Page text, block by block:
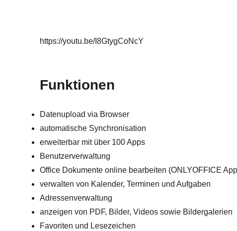
https://youtu.be/I8GtygCoNcY
Funktionen
Datenupload via Browser
automatische Synchronisation
erweiterbar mit über 100 Apps
Benutzerverwaltung
Office Dokumente online bearbeiten (ONLYOFFICE
verwalten von Kalender, Terminen und Aufgaben
Adressenverwaltung
anzeigen von PDF, Bilder, Videos sowie Bildergalerien
Favoriten und Lesezeichen